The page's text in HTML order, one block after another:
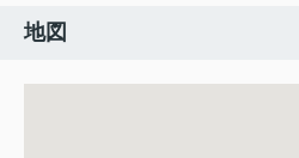
地図